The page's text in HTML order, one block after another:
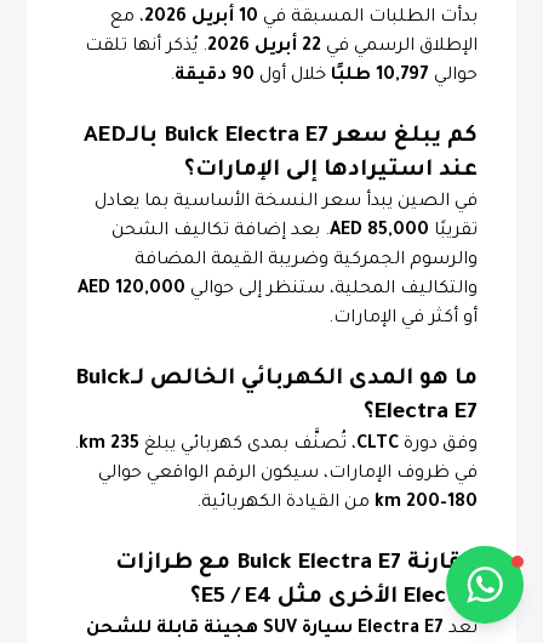
بدأت الطلبات المسبقة في 10 أبريل 2026
، مع
الإطلاق الرسمي في 22 أبريل 2026
. يُذكر أنها تلقت
حوالي 10,797 طلبًا خلال أول 90 دقيقة .
كم يبلغ سعر Buick Electra E7 بالـAED
عند استيرادها إلى الإمارات؟
في الصين يبدأ سعر النسخة الأساسية بما يعادل
تقريبًا 85,000 AED
. بعد إضافة تكاليف الشحن
والرسوم الجمركية وضريبة القيمة المضافة
والتكاليف المحلية، ستنظر إلى حوالي 120,000 AED
أو أكثر في الإمارات.
ما هو المدى الكهربائي الخالص لـBuick
Electra E7؟
وفق دورةCLTC، تُصنَّف بمدى كهربائي يبلغ 235 km
.
في ظروف الإمارات، سيكون الرقم الواقعي حوالي
180–200 km
من القيادة الكهربائية.
مقارنة Buick Electra E7 مع طرازات
Electra الأخرى مثل E5 / E4؟
تُعد Electra E7 سيارة SUV هجينة قابلة للشحن
Alba Cars
متصل
مرحباً 👋
كيف يمكنني مساعدتك؟